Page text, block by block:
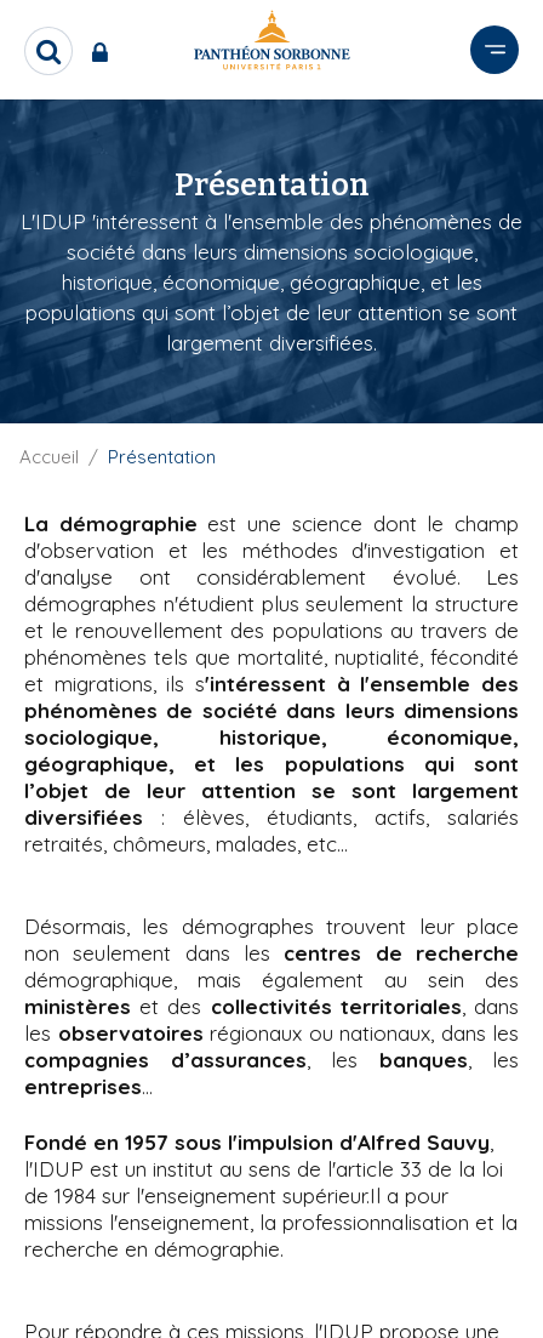
e
o
n
t
u
p
R
h
e
Présentation
L'IDUP 'intéressent à l'ensemble des phénomènes de
société dans leurs dimensions sociologique,
historique, économique, géographique, et les
populations qui sont l’objet de leur attention se sont
largement diversifiées.
F
d
a
n
e
Accueil Présentation
La démographie est une science dont le champ
d'observation et les méthodes d'investigation et
d'analyse ont considérablement évolué. Les
démographes n'étudient plus seulement la structure
et le renouvellement des populations au travers de
phénomènes tels que mortalité, nuptialité, fécondité
et migrations, ils s'intéressent à l'ensemble des
phénomènes de société dans leurs dimensions
sociologique, historique, économique,
géographique, et les populations qui sont
l’objet de leur attention se sont largement
diversifiées : élèves, étudiants, actifs, salariés
retraités, chômeurs, malades, etc...
Désormais, les démographes trouvent leur place
non seulement dans les centres de recherche
démographique, mais également au sein des
ministères et des collectivités territoriales , dans
les observatoires régionaux ou nationaux, dans les
compagnies d’assurances , les banques , les
entreprises...
Fondé en 1957 sous l'impulsion d'Alfred Sauvy
l'IDUP est un institut au sens de l'article 33 de la loi
de 1984 sur l'enseignement supérieur.Il a pour
missions l'enseignement, la professionnalisation et la
recherche en démographie.
Pour répondre à ces missions, l'IDUP propose une